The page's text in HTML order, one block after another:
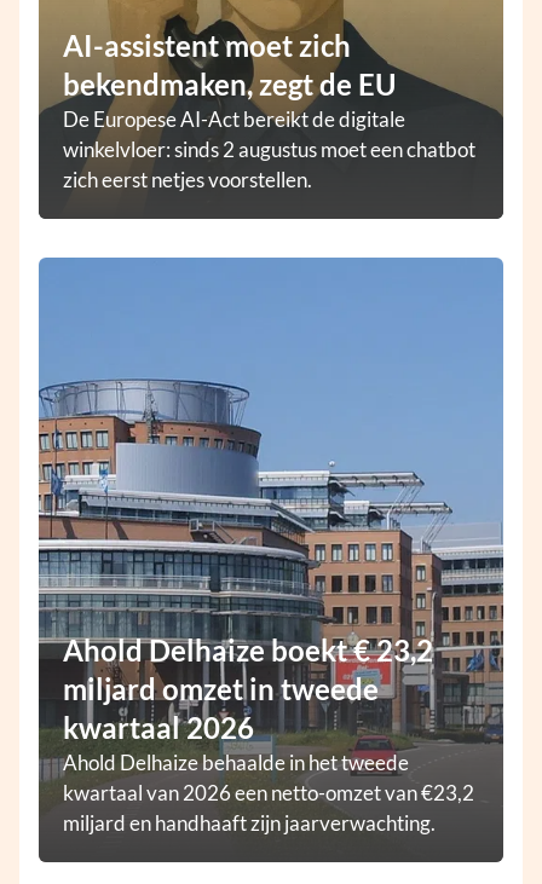
AI-assistent moet zich
bekendmaken, zegt de EU
De Europese AI-Act bereikt de digitale
winkelvloer: sinds 2 augustus moet een chatbot
zich eerst netjes voorstellen.
Ahold Delhaize boekt € 23,2
miljard omzet in tweede
kwartaal 2026
Ahold Delhaize behaalde in het tweede
kwartaal van 2026 een netto-omzet van €23,2
miljard en handhaaft zijn jaarverwachting.